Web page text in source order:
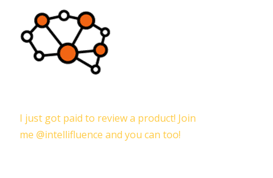
I just got paid to review a product! Join
me @intellifluence and you can too!